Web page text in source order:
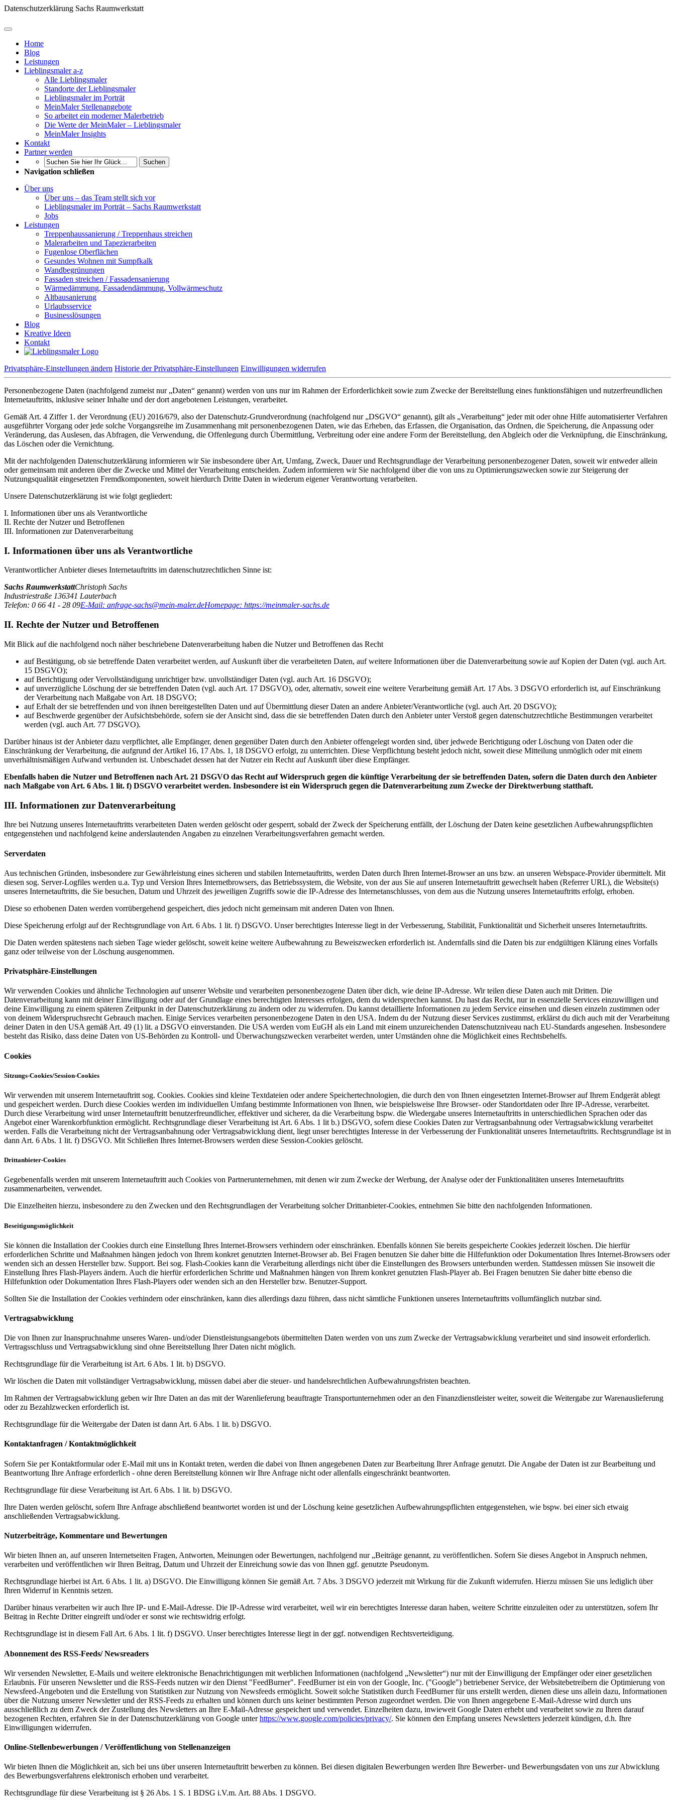
Datenschutzerklärung Sachs Raumwerkstatt
Home
Blog
Leistungen
Lieblingsmaler a-z
Alle Lieblingsmaler
Standorte der Lieblingsmaler
Lieblingsmaler im Porträt
MeinMaler Stellenangebote
So arbeitet ein moderner Malerbetrieb
Die Werte der MeinMaler – Lieblingsmaler
MeinMaler Insights
Kontakt
Partner werden
Suchen
Navigation schließen
Über uns
Über uns – das Team stellt sich vor
Lieblingsmaler im Porträt – Sachs Raumwerkstatt
Jobs
Leistungen
Treppenhaussanierung / Treppenhaus streichen
Malerarbeiten und Tapezierarbeiten
Fugenlose Oberflächen
Gesundes Wohnen mit Sumpfkalk
Wandbegrünungen
Fassaden streichen / Fassadensanierung
Wärmedämmung, Fassadendämmung, Vollwärmeschutz
Altbausanierung
Urlaubsservice
Businesslösungen
Blog
Kreative Ideen
Kontakt
Privatsphäre-Einstellungen ändern Historie der Privatsphäre-Einstellungen Einwilligungen widerrufen
Personenbezogene Daten (nachfolgend zumeist nur „Daten“ genannt) werden von uns nur im Rahmen der Erforderlichkeit sowie zum Zwecke der Bereitstellung eines funktionsfähigen und nutzerfreundlichen
Internetauftritts, inklusive seiner Inhalte und der dort angebotenen Leistungen, verarbeitet.
Gemäß Art. 4 Ziffer 1. der Verordnung (EU) 2016/679, also der Datenschutz-Grundverordnung (nachfolgend nur „DSGVO“ genannt), gilt als „Verarbeitung“ jeder mit oder ohne Hilfe automatisierter Verfahren
ausgeführter Vorgang oder jede solche Vorgangsreihe im Zusammenhang mit personenbezogenen Daten, wie das Erheben, das Erfassen, die Organisation, das Ordnen, die Speicherung, die Anpassung oder
Veränderung, das Auslesen, das Abfragen, die Verwendung, die Offenlegung durch Übermittlung, Verbreitung oder eine andere Form der Bereitstellung, den Abgleich oder die Verknüpfung, die Einschränkung,
das Löschen oder die Vernichtung.
Mit der nachfolgenden Datenschutzerklärung informieren wir Sie insbesondere über Art, Umfang, Zweck, Dauer und Rechtsgrundlage der Verarbeitung personenbezogener Daten, soweit wir entweder allein
oder gemeinsam mit anderen über die Zwecke und Mittel der Verarbeitung entscheiden. Zudem informieren wir Sie nachfolgend über die von uns zu Optimierungszwecken sowie zur Steigerung der
Nutzungsqualität eingesetzten Fremdkomponenten, soweit hierdurch Dritte Daten in wiederum eigener Verantwortung verarbeiten.
Unsere Datenschutzerklärung ist wie folgt gegliedert:
I. Informationen über uns als Verantwortliche
II. Rechte der Nutzer und Betroffenen
III. Informationen zur Datenverarbeitung
I. Informationen über uns als Verantwortliche
Verantwortlicher Anbieter dieses Internetauftritts im datenschutzrechtlichen Sinne ist:
Sachs RaumwerkstattChristoph Sachs
Industriestraße 136341 Lauterbach
Telefon: 0 66 41 - 28 09E-Mail: anfrage-sachs@mein-maler.deHomepage: https://meinmaler-sachs.de
II. Rechte der Nutzer und Betroffenen
Mit Blick auf die nachfolgend noch näher beschriebene Datenverarbeitung haben die Nutzer und Betroffenen das Recht
auf Bestätigung, ob sie betreffende Daten verarbeitet werden, auf Auskunft über die verarbeiteten Daten, auf weitere Informationen über die Datenverarbeitung sowie auf Kopien der Daten (vgl. auch Art.
15 DSGVO);
auf Berichtigung oder Vervollständigung unrichtiger bzw. unvollständiger Daten (vgl. auch Art. 16 DSGVO);
auf unverzügliche Löschung der sie betreffenden Daten (vgl. auch Art. 17 DSGVO), oder, alternativ, soweit eine weitere Verarbeitung gemäß Art. 17 Abs. 3 DSGVO erforderlich ist, auf Einschränkung
der Verarbeitung nach Maßgabe von Art. 18 DSGVO;
auf Erhalt der sie betreffenden und von ihnen bereitgestellten Daten und auf Übermittlung dieser Daten an andere Anbieter/Verantwortliche (vgl. auch Art. 20 DSGVO);
auf Beschwerde gegenüber der Aufsichtsbehörde, sofern sie der Ansicht sind, dass die sie betreffenden Daten durch den Anbieter unter Verstoß gegen datenschutzrechtliche Bestimmungen verarbeitet
werden (vgl. auch Art. 77 DSGVO).
Darüber hinaus ist der Anbieter dazu verpflichtet, alle Empfänger, denen gegenüber Daten durch den Anbieter offengelegt worden sind, über jedwede Berichtigung oder Löschung von Daten oder die
Einschränkung der Verarbeitung, die aufgrund der Artikel 16, 17 Abs. 1, 18 DSGVO erfolgt, zu unterrichten. Diese Verpflichtung besteht jedoch nicht, soweit diese Mitteilung unmöglich oder mit einem
unverhältnismäßigen Aufwand verbunden ist. Unbeschadet dessen hat der Nutzer ein Recht auf Auskunft über diese Empfänger.
Ebenfalls haben die Nutzer und Betroffenen nach Art. 21 DSGVO das Recht auf Widerspruch gegen die künftige Verarbeitung der sie betreffenden Daten, sofern die Daten durch den Anbieter
nach Maßgabe von Art. 6 Abs. 1 lit. f) DSGVO verarbeitet werden. Insbesondere ist ein Widerspruch gegen die Datenverarbeitung zum Zwecke der Direktwerbung statthaft.
III. Informationen zur Datenverarbeitung
Ihre bei Nutzung unseres Internetauftritts verarbeiteten Daten werden gelöscht oder gesperrt, sobald der Zweck der Speicherung entfällt, der Löschung der Daten keine gesetzlichen Aufbewahrungspflichten
entgegenstehen und nachfolgend keine anderslautenden Angaben zu einzelnen Verarbeitungsverfahren gemacht werden.
Serverdaten
Aus technischen Gründen, insbesondere zur Gewährleistung eines sicheren und stabilen Internetauftritts, werden Daten durch Ihren Internet-Browser an uns bzw. an unseren Webspace-Provider übermittelt. Mit
diesen sog. Server-Logfiles werden u.a. Typ und Version Ihres Internetbrowsers, das Betriebssystem, die Website, von der aus Sie auf unseren Internetauftritt gewechselt haben (Referrer URL), die Website(s)
unseres Internetauftritts, die Sie besuchen, Datum und Uhrzeit des jeweiligen Zugriffs sowie die IP-Adresse des Internetanschlusses, von dem aus die Nutzung unseres Internetauftritts erfolgt, erhoben.
Diese so erhobenen Daten werden vorrübergehend gespeichert, dies jedoch nicht gemeinsam mit anderen Daten von Ihnen.
Diese Speicherung erfolgt auf der Rechtsgrundlage von Art. 6 Abs. 1 lit. f) DSGVO. Unser berechtigtes Interesse liegt in der Verbesserung, Stabilität, Funktionalität und Sicherheit unseres Internetauftritts.
Die Daten werden spätestens nach sieben Tage wieder gelöscht, soweit keine weitere Aufbewahrung zu Beweiszwecken erforderlich ist. Andernfalls sind die Daten bis zur endgültigen Klärung eines Vorfalls
ganz oder teilweise von der Löschung ausgenommen.
Privatsphäre-Einstellungen
Wir verwenden Cookies und ähnliche Technologien auf unserer Website und verarbeiten personenbezogene Daten über dich, wie deine IP-Adresse. Wir teilen diese Daten auch mit Dritten. Die
Datenverarbeitung kann mit deiner Einwilligung oder auf der Grundlage eines berechtigten Interesses erfolgen, dem du widersprechen kannst. Du hast das Recht, nur in essenzielle Services einzuwilligen und
deine Einwilligung zu einem späteren Zeitpunkt in der Datenschutzerklärung zu ändern oder zu widerrufen. Du kannst detaillierte Informationen zu jedem Service einsehen und diesen einzeln zustimmen oder
von deinem Widerspruchsrecht Gebrauch machen. Einige Services verarbeiten personenbezogene Daten in den USA. Indem du der Nutzung dieser Services zustimmst, erklärst du dich auch mit der Verarbeitung
deiner Daten in den USA gemäß Art. 49 (1) lit. a DSGVO einverstanden. Die USA werden vom EuGH als ein Land mit einem unzureichenden Datenschutzniveau nach EU-Standards angesehen. Insbesondere
besteht das Risiko, dass deine Daten von US-Behörden zu Kontroll- und Überwachungszwecken verarbeitet werden, unter Umständen ohne die Möglichkeit eines Rechtsbehelfs.
Cookies
Sitzungs-Cookies/Session-Cookies
Wir verwenden mit unserem Internetauftritt sog. Cookies. Cookies sind kleine Textdateien oder andere Speichertechnologien, die durch den von Ihnen eingesetzten Internet-Browser auf Ihrem Endgerät ablegt
und gespeichert werden. Durch diese Cookies werden im individuellen Umfang bestimmte Informationen von Ihnen, wie beispielsweise Ihre Browser- oder Standortdaten oder Ihre IP-Adresse, verarbeitet.
Durch diese Verarbeitung wird unser Internetauftritt benutzerfreundlicher, effektiver und sicherer, da die Verarbeitung bspw. die Wiedergabe unseres Internetauftritts in unterschiedlichen Sprachen oder das
Angebot einer Warenkorbfunktion ermöglicht. Rechtsgrundlage dieser Verarbeitung ist Art. 6 Abs. 1 lit b.) DSGVO, sofern diese Cookies Daten zur Vertragsanbahnung oder Vertragsabwicklung verarbeitet
werden. Falls die Verarbeitung nicht der Vertragsanbahnung oder Vertragsabwicklung dient, liegt unser berechtigtes Interesse in der Verbesserung der Funktionalität unseres Internetauftritts. Rechtsgrundlage ist in
dann Art. 6 Abs. 1 lit. f) DSGVO. Mit Schließen Ihres Internet-Browsers werden diese Session-Cookies gelöscht.
Drittanbieter-Cookies
Gegebenenfalls werden mit unserem Internetauftritt auch Cookies von Partnerunternehmen, mit denen wir zum Zwecke der Werbung, der Analyse oder der Funktionalitäten unseres Internetauftritts
zusammenarbeiten, verwendet.
Die Einzelheiten hierzu, insbesondere zu den Zwecken und den Rechtsgrundlagen der Verarbeitung solcher Drittanbieter-Cookies, entnehmen Sie bitte den nachfolgenden Informationen.
Beseitigungsmöglichkeit
Sie können die Installation der Cookies durch eine Einstellung Ihres Internet-Browsers verhindern oder einschränken. Ebenfalls können Sie bereits gespeicherte Cookies jederzeit löschen. Die hierfür
erforderlichen Schritte und Maßnahmen hängen jedoch von Ihrem konkret genutzten Internet-Browser ab. Bei Fragen benutzen Sie daher bitte die Hilfefunktion oder Dokumentation Ihres Internet-Browsers oder
wenden sich an dessen Hersteller bzw. Support. Bei sog. Flash-Cookies kann die Verarbeitung allerdings nicht über die Einstellungen des Browsers unterbunden werden. Stattdessen müssen Sie insoweit die
Einstellung Ihres Flash-Players ändern. Auch die hierfür erforderlichen Schritte und Maßnahmen hängen von Ihrem konkret genutzten Flash-Player ab. Bei Fragen benutzen Sie daher bitte ebenso die
Hilfefunktion oder Dokumentation Ihres Flash-Players oder wenden sich an den Hersteller bzw. Benutzer-Support.
Sollten Sie die Installation der Cookies verhindern oder einschränken, kann dies allerdings dazu führen, dass nicht sämtliche Funktionen unseres Internetauftritts vollumfänglich nutzbar sind.
Vertragsabwicklung
Die von Ihnen zur Inanspruchnahme unseres Waren- und/oder Dienstleistungsangebots übermittelten Daten werden von uns zum Zwecke der Vertragsabwicklung verarbeitet und sind insoweit erforderlich.
Vertragsschluss und Vertragsabwicklung sind ohne Bereitstellung Ihrer Daten nicht möglich.
Rechtsgrundlage für die Verarbeitung ist Art. 6 Abs. 1 lit. b) DSGVO.
Wir löschen die Daten mit vollständiger Vertragsabwicklung, müssen dabei aber die steuer- und handelsrechtlichen Aufbewahrungsfristen beachten.
Im Rahmen der Vertragsabwicklung geben wir Ihre Daten an das mit der Warenlieferung beauftragte Transportunternehmen oder an den Finanzdienstleister weiter, soweit die Weitergabe zur Warenauslieferung
oder zu Bezahlzwecken erforderlich ist.
Rechtsgrundlage für die Weitergabe der Daten ist dann Art. 6 Abs. 1 lit. b) DSGVO.
Kontaktanfragen / Kontaktmöglichkeit
Sofern Sie per Kontaktformular oder E-Mail mit uns in Kontakt treten, werden die dabei von Ihnen angegebenen Daten zur Bearbeitung Ihrer Anfrage genutzt. Die Angabe der Daten ist zur Bearbeitung und
Beantwortung Ihre Anfrage erforderlich - ohne deren Bereitstellung können wir Ihre Anfrage nicht oder allenfalls eingeschränkt beantworten.
Rechtsgrundlage für diese Verarbeitung ist Art. 6 Abs. 1 lit. b) DSGVO.
Ihre Daten werden gelöscht, sofern Ihre Anfrage abschließend beantwortet worden ist und der Löschung keine gesetzlichen Aufbewahrungspflichten entgegenstehen, wie bspw. bei einer sich etwaig
anschließenden Vertragsabwicklung.
Nutzerbeiträge, Kommentare und Bewertungen
Wir bieten Ihnen an, auf unseren Internetseiten Fragen, Antworten, Meinungen oder Bewertungen, nachfolgend nur „Beiträge genannt, zu veröffentlichen. Sofern Sie dieses Angebot in Anspruch nehmen,
verarbeiten und veröffentlichen wir Ihren Beitrag, Datum und Uhrzeit der Einreichung sowie das von Ihnen ggf. genutzte Pseudonym.
Rechtsgrundlage hierbei ist Art. 6 Abs. 1 lit. a) DSGVO. Die Einwilligung können Sie gemäß Art. 7 Abs. 3 DSGVO jederzeit mit Wirkung für die Zukunft widerrufen. Hierzu müssen Sie uns lediglich über
Ihren Widerruf in Kenntnis setzen.
Darüber hinaus verarbeiten wir auch Ihre IP- und E-Mail-Adresse. Die IP-Adresse wird verarbeitet, weil wir ein berechtigtes Interesse daran haben, weitere Schritte einzuleiten oder zu unterstützen, sofern Ihr
Beitrag in Rechte Dritter eingreift und/oder er sonst wie rechtswidrig erfolgt.
Rechtsgrundlage ist in diesem Fall Art. 6 Abs. 1 lit. f) DSGVO. Unser berechtigtes Interesse liegt in der ggf. notwendigen Rechtsverteidigung.
Abonnement des RSS-Feeds/ Newsreaders
Wir versenden Newsletter, E-Mails und weitere elektronische Benachrichtigungen mit werblichen Informationen (nachfolgend „Newsletter“) nur mit der Einwilligung der Empfänger oder einer gesetzlichen
Erlaubnis. Für unseren Newsletter und die RSS-Feeds nutzen wir den Dienst "FeedBurner". FeedBurner ist ein von der Google, Inc. ("Google") betriebener Service, der Websitebetreibern die Optimierung von
Newsfeed-Angeboten und die Erstellung von Statistiken zur Nutzung von Newsfeeds ermöglicht. Soweit solche Statistiken durch FeedBurner für uns erstellt werden, dienen diese uns allein dazu, Informationen
über die Nutzung unserer Newsletter und der RSS-Feeds zu erhalten und können durch uns keiner bestimmten Person zugeordnet werden. Die von Ihnen angegebene E-Mail-Adresse wird durch uns
ausschließlich zu dem Zweck der Zustellung des Newsletters an Ihre E-Mail-Adresse gespeichert und verwendet. Einzelheiten dazu, inwieweit Google Daten erhebt und verarbeitet sowie zu Ihren darauf
bezogenen Rechten, erfahren Sie in der Datenschutzerklärung von Google unterhttps://www.google.com/policies/privacy/. Sie können den Empfang unseres Newsletters jederzeit kündigen, d.h. Ihre
Einwilligungen widerrufen.
Online-Stellenbewerbungen / Veröffentlichung von Stellenanzeigen
Wir bieten Ihnen die Möglichkeit an, sich bei uns über unseren Internetauftritt bewerben zu können. Bei diesen digitalen Bewerbungen werden Ihre Bewerber- und Bewerbungsdaten von uns zur Abwicklung
des Bewerbungsverfahrens elektronisch erhoben und verarbeitet.
Rechtsgrundlage für diese Verarbeitung ist § 26 Abs. 1 S. 1 BDSG i.V.m. Art. 88 Abs. 1 DSGVO.